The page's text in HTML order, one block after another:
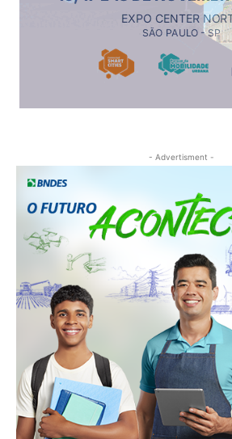
- Advertisment -